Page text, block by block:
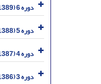
دوره 6 (1389)
دوره 5 (1388)
دوره 4 (1387)
دوره 3 (1386)